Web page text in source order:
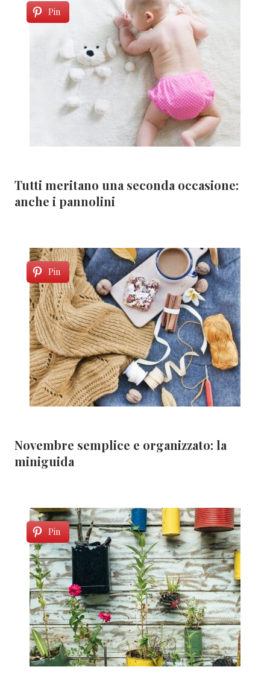
Pin
Tutti meritano una seconda occasione:
anche i pannolini
Pin
Novembre semplice e organizzato: la
miniguida
Pin